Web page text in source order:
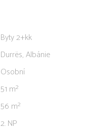
Byty 2+kk
Durrës, Albánie
Osobní
51 m²
56 m²
2. NP